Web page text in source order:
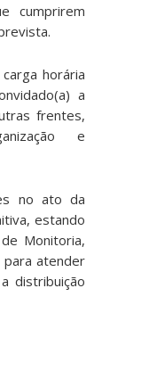
cumprirem
horária
a
frentes,
e
no ato da
estando
Monitoria,
atender
distribuição